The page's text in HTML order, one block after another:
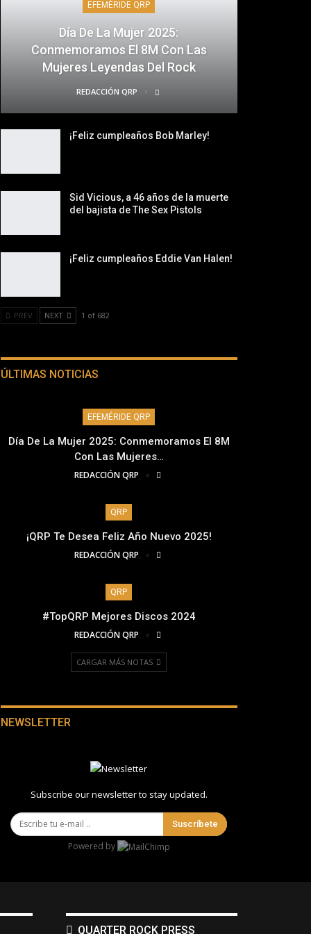
EFEMÉRIDE QRP
Día De La Mujer 2025:
Conmemoramos El 8M Con Las
Mujeres Leyendas Del Rock
REDACCIÓN QRP
¡Feliz cumpleaños Bob Marley!
Sid Vicious, a 46 años de la muerte
del bajista de The Sex Pistols
¡Feliz cumpleaños Eddie Van Halen!
PREV NEXT 1 of 682
ÚLTIMAS NOTICIAS
EFEMÉRIDE QRP
Día De La Mujer 2025: Conmemoramos El 8M
Con Las Mujeres…
REDACCIÓN QRP
QRP
¡QRP Te Desea Feliz Año Nuevo 2025!
REDACCIÓN QRP
QRP
#TopQRP Mejores Discos 2024
REDACCIÓN QRP
CARGAR MÁS NOTAS
NEWSLETTER
Subscribe our newsletter to stay updated.
Suscríbete
Powered by
QUARTER ROCK PRESS